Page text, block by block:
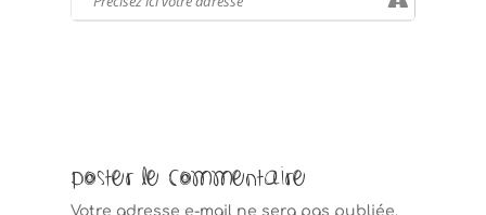
Poster le commentaire
Votre adresse e-mail ne sera pas publiée.